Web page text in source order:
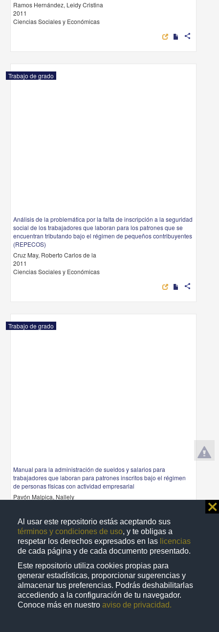
Al usar este repositorio estás aceptando sus
términos y condiciones de uso, y te obligas a
respetar los derechos expresados en las licencias
de cada página y de cada documento presentado.
Este repositorio utiliza cookies propias para
generar estadísticas, proporcionar sugerencias y
almacenar tus preferencias. Podrás deshabilitarlas
accediendo a la configuración de tu navegador.
Conoce más en nuestro aviso de privacidad.
⨯
Ramos Hernández, Leidy Cristina
2011
Ciencias Sociales y Económicas
share
Trabajo de grado
Análisis de la problemática por la falta de inscripción a la seguridad
social de los trabajadores que laboran para los patrones que se
encuentran tributando bajo el régimen de pequeños contribuyentes
(REPECOS)
Cruz May, Roberto Carlos de la
2011
Ciencias Sociales y Económicas
share
Trabajo de grado
Manual para la administración de sueldos y salarios para
trabajadores que laboran para patrones inscritos bajo el régimen
de personas físicas con actividad empresarial
Pavón Malpica, Nallely
Trabajo de grado